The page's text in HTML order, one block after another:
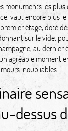
monuments les
vaut encore plus
étage, doté
sur le vide,
au dernier
agréable moment
inoubliables.
dessus